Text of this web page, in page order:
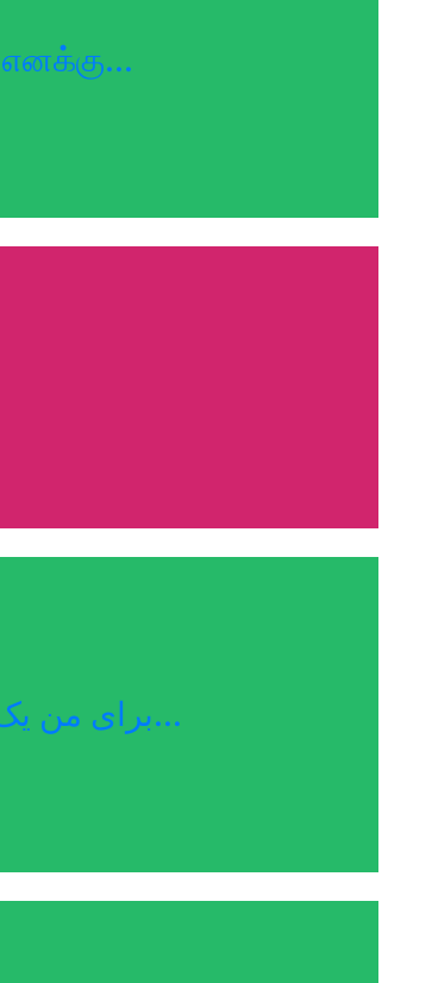
Family Literacy Persisch/ Persan - برای من یک...